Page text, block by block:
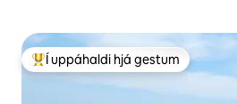
Í mestu uppáhaldi hjá gestum
Í uppáhaldi hjá gestum